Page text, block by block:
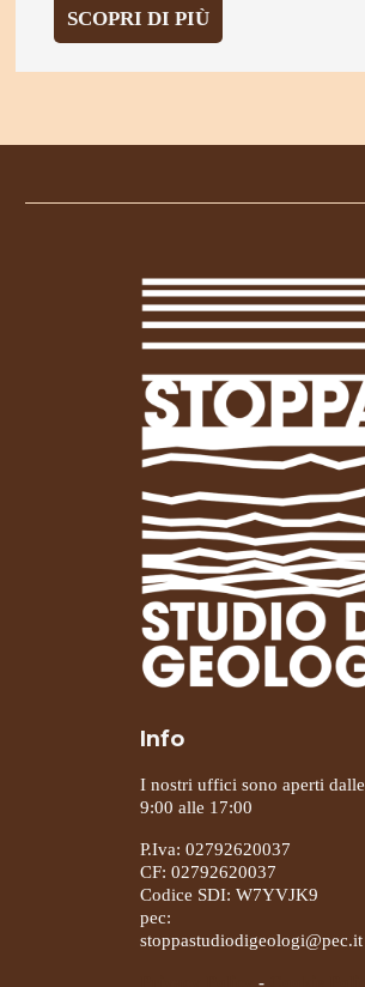
SCOPRI DI PIÙ:
CITTÀ
Info
I nostri uffici sono aperti dalle
9:00 alle 17:00
P.Iva: 02792620037
CF: 02792620037
Codice SDI: W7YVJK9
pec:
stoppastudiodigeologi@pec.it
-